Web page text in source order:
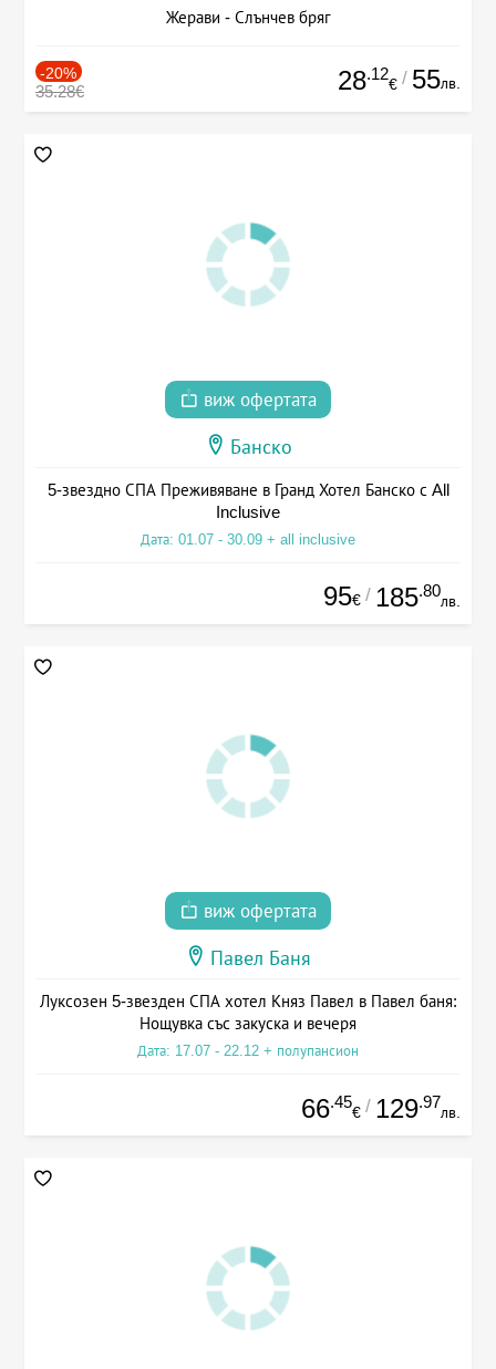
Жерави - Слънчев бряг
-20%
35.28€ 28.12
€ / 55лв.
виж офертата
Банско
5-звездно СПА Преживяване в Гранд Хотел Банско с All
Inclusive
Дата: 01.07 - 30.09 + all inclusive
95€ / 185.80
лв.
виж офертата
Павел Баня
Луксозен 5-звезден СПА хотел Княз Павел в Павел баня:
Нощувка със закуска и вечеря
Дата: 17.07 - 22.12 + полупансион
66.45
€ / 129.97
лв.